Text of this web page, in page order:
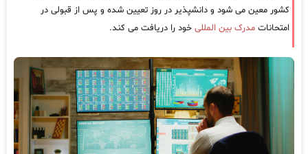
کشور معین می شود و دانشپذیر در روز تعیین شده و پس از قبولی در
امتحانات مدرک بین المللی خود را دریافت می کند.